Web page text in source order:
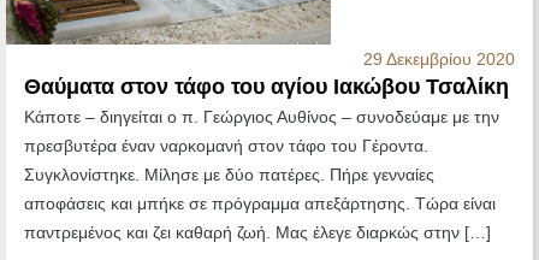
29 Δεκεμβρίου 2020
Θαύματα στον τάφο του αγίου Ιακώβου Τσαλίκη
Κάποτε – διηγείται ο π. Γεώργιος Αυθίνος – συνοδεύαμε με την
πρεσβυτέρα έναν ναρκομανή στον τάφο του Γέροντα.
Συγκλονίστηκε. Μίλησε με δύο πατέρες. Πήρε γενναίες
αποφάσεις και μπήκε σε πρόγραμμα απεξάρτησης. Τώρα είναι
παντρεμένος και ζει καθαρή ζωή. Μας έλεγε διαρκώς στην […]